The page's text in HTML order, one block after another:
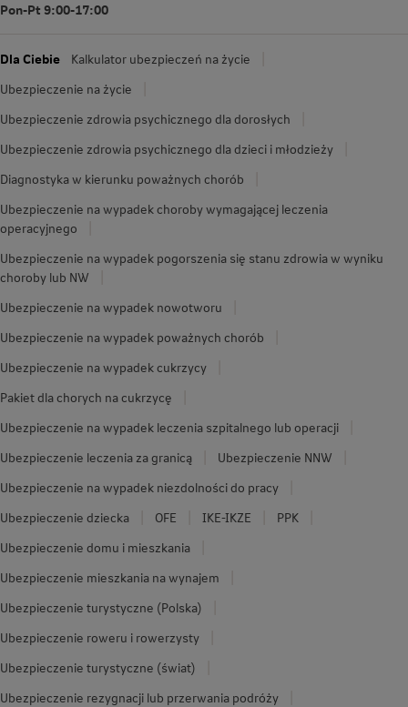
Pon-Pt 9:00-17:00
Dla Ciebie
Kalkulator ubezpieczeń na życie
Ubezpieczenie na życie
Ubezpieczenie zdrowia psychicznego dla dorosłych
Ubezpieczenie zdrowia psychicznego dla dzieci i młodzieży
Diagnostyka w kierunku poważnych chorób
Ubezpieczenie na wypadek choroby wymagającej leczenia
operacyjnego
Ubezpieczenie na wypadek pogorszenia się stanu zdrowia w wyniku
choroby lub NW
Ubezpieczenie na wypadek nowotworu
Ubezpieczenie na wypadek poważnych chorób
Ubezpieczenie na wypadek cukrzycy
Pakiet dla chorych na cukrzycę
Ubezpieczenie na wypadek leczenia szpitalnego lub operacji
Ubezpieczenie leczenia za granicą
Ubezpieczenie NNW
Ubezpieczenie na wypadek niezdolności do pracy
Ubezpieczenie dziecka
OFE IKE-IKZE
PPK
Ubezpieczenie domu i mieszkania
Ubezpieczenie mieszkania na wynajem
Ubezpieczenie turystyczne (Polska)
Ubezpieczenie roweru i rowerzysty
Ubezpieczenie turystyczne (świat)
Ubezpieczenie rezygnacji lub przerwania podróży